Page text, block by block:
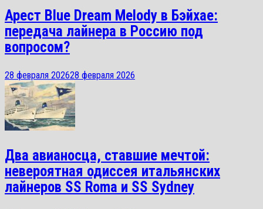
Арест Blue Dream Melody в Бэйхае:
передача лайнера в Россию под
вопросом?
28 февраля 202628 февраля 2026
Два авианосца, ставшие мечтой:
невероятная одиссея итальянских
лайнеров SS Roma и SS Sydney